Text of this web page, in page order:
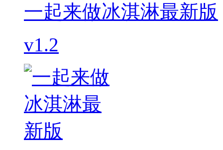
一起来做冰淇淋最新版
v1.2